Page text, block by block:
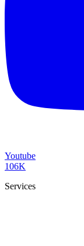
Youtube
106K
Services